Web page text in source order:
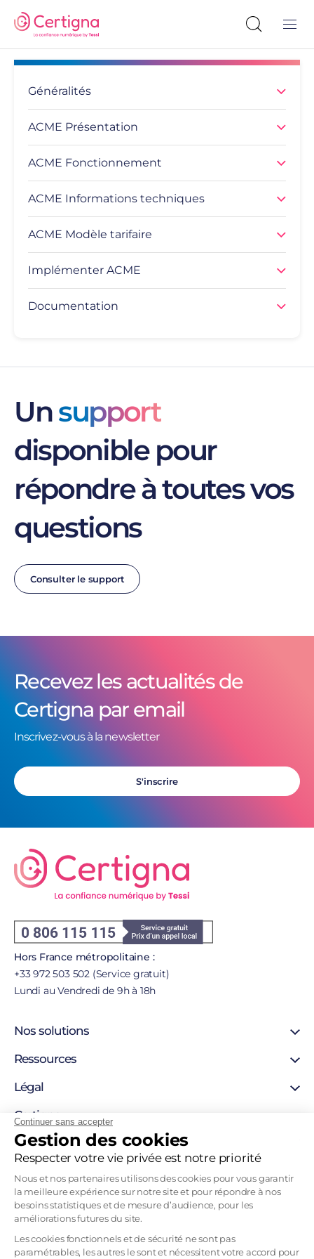
Continuer sans accepter
Gestion des cookies
Respecter votre vie privée est notre priorité
Nous et nos partenaires utilisons des cookies pour vous garantir
la meilleure expérience sur notre site et pour répondre à nos
besoins statistiques et de mesure d’audience, pour les
améliorations futures du site.
Les cookies fonctionnels et de sécurité ne sont pas
paramétrables, les autres le sont et nécessitent votre accord pour
Généralités
ACME Présentation
ACME Fonctionnement
ACME Informations techniques
ACME Modèle tarifaire
Implémenter ACME
Documentation
Unsupport
disponible pour
répondre à toutes vos
questions
Consulter le support
Recevez les actualités de
Certigna par email
Inscrivez-vous à la newsletter
S'inscrire
Hors France métropolitaine :
+33 972 503 502 (Service gratuit)
Lundi au Vendredi de 9h à 18h
Nos solutions
Certificat SSL
Certificat personne physique
Hébergement sécurisée
Solutions pour développeurs
Ressources
Support
Blog
Légal
Mentions légales
Autorités de certification
Liste de révocation
Politique d’horodatage
Politique de certification
Tableau Garanties HDS
Certigna
À propos
Pourquoi nous choisir
Recrutement
Mentions légales
CGVU
CGU